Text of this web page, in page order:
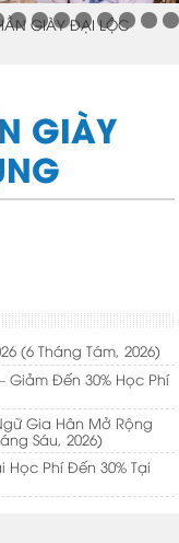
GIÀY ĐẠI LỘC
GIÀY
(6 Tháng Tám, 2026)
Giảm Đến 30% Học Phí
Gia Hân Mở Rộng
Sáu, 2026)
Học Phí Đến 30% Tại